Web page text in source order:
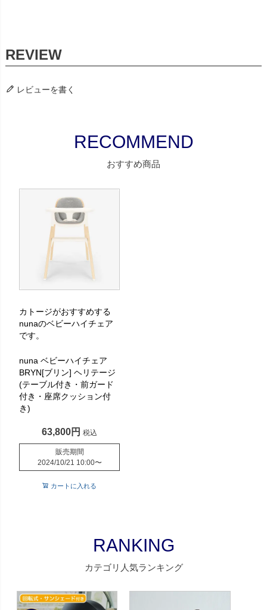
レビューを書く
おすすめ商品
カトージがおすすめする
nunaのベビーハイチェア
です。
nuna ベビーハイチェア
BRYN[ブリン] ヘリテージ
(テーブル付き・前ガード
付き・座席クッション付
き)
63,800 税込
販売期間
2024/10/21 10:00〜
カートに入れる
RANKING
カテゴリ人気ランキング